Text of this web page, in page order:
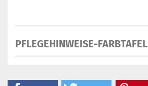
PFLEGEHINWEISE-FARBTAFEL